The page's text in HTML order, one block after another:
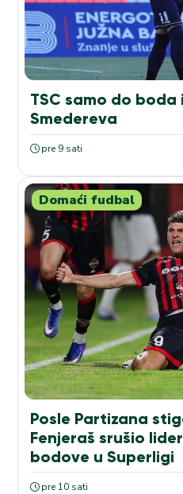
TSC samo do boda
Smedereva
pre 9 sati
Domaći fudbal
Posle Partizana
Fenjeraš srušio
bodove u Superligi
pre 10 sati